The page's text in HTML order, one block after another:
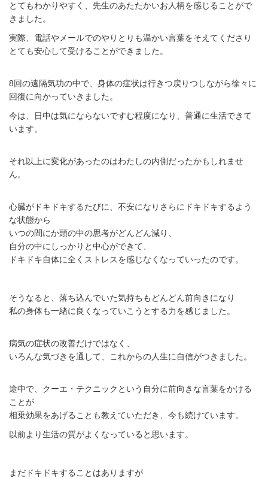
とてもわかりやすく、先生のあたたかいお人柄を感じることがで
きました。
実際、電話やメールでのやりとりも温かい言葉をそえてくださり
とても安心して受けることができました。
8回の遠隔気功の中で、身体の症状は行きつ戻りつしながら徐々に
回復に向かっていきました。
今は、日中は気にならないですむ程度になり、普通に生活できて
います。
それ以上に変化があったのはわたしの内側だったかもしれませ
ん。
心臓がドキドキするたびに、不安になりさらにドキドキするよう
な状態から
いつの間にか頭の中の思考がどんどん減り、
自分の中にしっかりと中心ができて、
ドキドキ自体に全くストレスを感じなくなっていったのです。
そうなると、落ち込んでいた気持ちもどんどん前向きになり
私の身体も一緒に良くなっていこうとする力を感じました。
病気の症状の改善だけではなく、
いろんな気づきを通して、これからの人生に自信がつきました。
途中で、クーエ・テクニックという自分に前向きな言葉をかける
ことが
相乗効果をあげることも教えていただき、今も続けています。
以前より生活の質がよくなっていると思います。
まだドキドキすることはありますが